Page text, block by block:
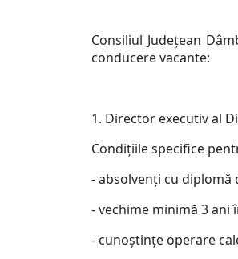
Consiliul Judeţean
conducere vacante:
1. Director executiv al
Condiţiile specifice
- absolvenţi cu
- vechime minimă 3
- cunoştinţe operare